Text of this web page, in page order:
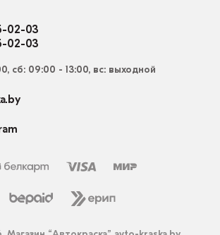
02-03
02-03
сб: 09:00 - 13:00, вс: выходной